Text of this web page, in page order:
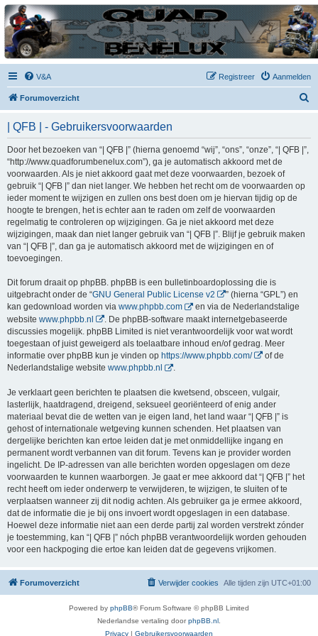
| QFB |
Hét quadforum van de Benelux
V&A Aanmelden
Registreer
Forumoverzicht
| QFB | - Gebruikersvoorwaarden
Door het bezoeken van “| QFB |” (hierna genoemd “wij”, “ons”, “onze”, “| QFB |”,
“http://www.quadforumbenelux.com”), ga je automatisch akkoord met de
voorwaarden. Als je niet akkoord gaat met deze voorwaarden, bezoek of
gebruik “| QFB |” dan niet langer. We hebben het recht om de voorwaarden op
ieder moment te wijzigen en zullen ons best doen om je hiervan tijdig op de
hoogte te brengen, het is echter aan te raden om zelf de voorwaarden
regelmatig te controleren op wijzigingen. Ga je niet akkoord met deze
wijzigingen, maak dan niet langer gebruik van “| QFB |”. Blijf je gebruik maken
van “| QFB |”, dan ga je automatisch akkoord met de wijzigingen en of
toevoegingen.
Dit forum draait op phpBB. phpBB is een bulletinboardoplossing die is
uitgebracht onder de “GNU General Public License v2
” (hierna “GPL”) en
kan gedownload worden via www.phpbb.com
en via de Nederlandstalige
website www.phpbb.nl
. De phpBB-software maakt internetgebaseerde
discussies mogelijk. phpBB Limited is niet verantwoordelijk voor wat wordt
toegestaan of juist geweigerd als toelaatbare inhoud en/of gedrag. Meer
informatie over phpBB kun je vinden op https://www.phpbb.com/
of de
Nederlandstalige website www.phpbb.nl .
Je verklaart geen berichten te plaatsen die kwetsend, obsceen, vulgair,
lasterlijk, haatdragend, dreigend, seksueel georiënteerd of enig ander
materiaal bevat die de wetten van je eigen land, het land waar “| QFB |” is
gehost of internationale wetgeving kunnen schenden. Het plaatsen van
dergelijke berichten kan ertoe leiden dat je met onmiddellijke ingang en
permanent wordt verbannen van dit forum. Tevens kan je provider worden
ingelicht. De IP-adressen van alle berichten worden opgeslagen om deze
voorwaarden te kunnen waarborgen. Je gaat er mee akkoord dat “| QFB |” het
recht heeft om ieder onderwerp te verwijderen, te wijzigen, te sluiten of te
verplaatsen wanneer zij dit nodig achten. Als gebruiker ga je ermee akkoord,
dat de informatie die je bij ons invoert wordt opgeslagen in een database.
Hoewel deze informatie niet aan een derde partij zal worden verstrekt zónder
je toestemming, kan “| QFB |” nóch phpBB verantwoordelijk worden gehouden
voor een hackpoging die ertoe kan leiden dat de gegevens vrijkomen.
Forumoverzicht Alle tijden zijn UTC+01:00
Verwijder cookies
Powered by phpBB® Forum Software © phpBB Limited
Nederlandse vertaling doorphpBB.nl
Privacy | Gebruikersvoorwaarden